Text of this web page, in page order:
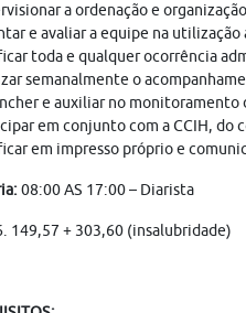
a ordenação e
e avaliar a equipe na
toda e qualquer ocorrência
semanalmente o
e auxiliar no monitoramento
em conjunto com a CCIH, do
em impresso próprio e
08:00 AS 17:00 – Diarista
149,57 + 303,60 (insalubridade)